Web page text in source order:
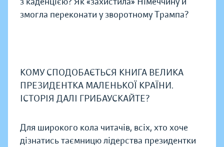
змогла переконати у зворотному Трампа?
КОМУ СПОДОБАЄТЬСЯ КНИГА ВЕЛИКА
ПРЕЗИДЕНТКА МАЛЕНЬКОЇ КРАЇНИ.
ІСТОРІЯ ДАЛІ ГРИБАУСКАЙТЕ?
Для широкого кола читачів, всіх, хто хоче
дізнатись таємницю лідерства президентки